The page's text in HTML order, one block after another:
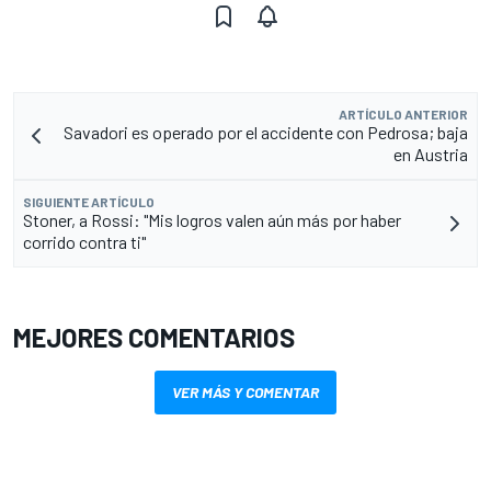
ARTÍCULO ANTERIOR
Savadori es operado por el accidente con Pedrosa; baja
en Austria
SIGUIENTE ARTÍCULO
Stoner, a Rossi: "Mis logros valen aún más por haber
corrido contra ti"
MEJORES COMENTARIOS
VER MÁS Y COMENTAR